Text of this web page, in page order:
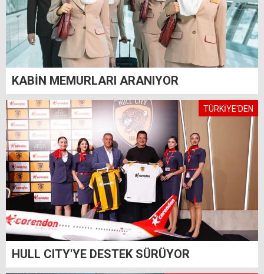
KABİN MEMURLARI ARANIYOR
TÜRKİYE'DEN
HULL CITY'YE DESTEK SÜRÜYOR